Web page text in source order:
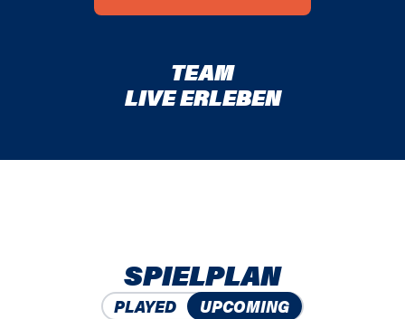
TEAM
LIVE ERLEBEN
SPIELPLAN
PLAYED UPCOMING